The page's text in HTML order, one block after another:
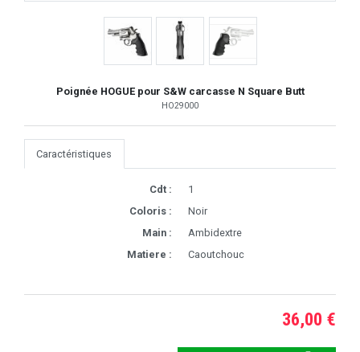
Poignée HOGUE pour S&W carcasse N Square Butt
HO29000
Caractéristiques
Cdt :
1
Coloris :
Noir
Main :
Ambidextre
Matiere :
Caoutchouc
36,00 €